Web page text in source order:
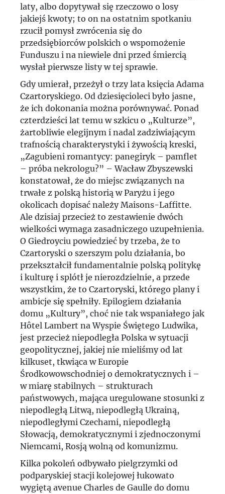
laty, albo dopytywał się rzeczowo o losy
jakiejś kwoty; to on na ostatnim spotkaniu
rzucił pomysł zwrócenia się do
przedsiębiorców polskich o wspomożenie
Funduszu i na niewiele dni przed śmiercią
wysłał pierwsze listy w tej sprawie.
Gdy umierał, przeżył o trzy lata księcia Adama
Czartoryskiego. Od dziesięcioleci było jasne,
że ich dokonania można porównywać. Ponad
czterdzieści lat temu w szkicu o „Kulturze”,
żartobliwie elegijnym i nadal zadziwiającym
trafnością charakterystyki i żywością kreski,
„Zagubieni romantycy: panegiryk – pamflet
– próba nekrologu?” – Wacław Zbyszewski
konstatował, że do miejsc związanych na
trwałe z polską historią w Paryżu i jego
okolicach dopisać należy Maisons-Laffitte.
Ale dzisiaj przecież to zestawienie dwóch
wielkości wymaga zasadniczego uzupełnienia.
O Giedroyciu powiedzieć by trzeba, że to
Czartoryski o szerszym polu działania, bo
przekształcił fundamentalnie polską politykę
i kulturę i splótł je nierozdzielnie, a przede
wszystkim, że to Czartoryski, którego plany i
ambicje się spełniły. Epilogiem działania
domu „Kultury”, choć nie tak wspaniałego jak
Hôtel Lambert na Wyspie Świętego Ludwika,
jest przecież niepodległa Polska w sytuacji
geopolitycznej, jakiej nie mieliśmy od lat
kilkuset, tkwiąca w Europie
Środkowowschodniej o demokratycznych i –
w miarę stabilnych – strukturach
państwowych, mająca uregulowane stosunki z
niepodległą Litwą, niepodległą Ukrainą,
niepodległymi Czechami, niepodległą
Słowacją, demokratycznymi i zjednoczonymi
Niemcami, Rosją wolną od komunizmu.
Kilka pokoleń odbywało pielgrzymki od
podparyskiej stacji kolejowej łukowato
wygiętą avenue Charles de Gaulle do domu